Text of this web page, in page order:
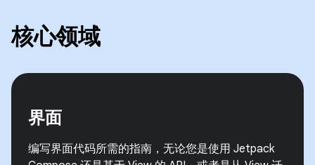
核心领域
界面
编写界面代码所需的指南，无论您是使用 Jetpack